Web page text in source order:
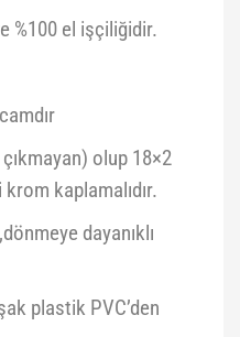
%100 el işçiliğidir.
olup 18×2
krom kaplamalıdır.
dayanıklı
plastik PVC’den